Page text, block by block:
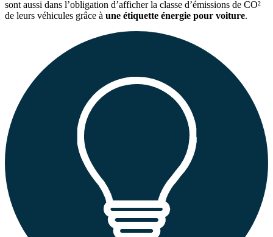
sont aussi dans l’obligation d’afficher la classe d’émissions de CO²
de leurs véhicules grâce à une étiquette énergie pour voiture.